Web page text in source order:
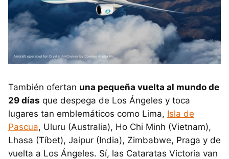
También ofertan una pequeña vuelta al mundo de
29 días que despega de Los Ángeles y toca
lugares tan emblemáticos como Lima, Isla de
Pascua, Uluru (Australia), Ho Chi Minh (Vietnam),
Lhasa (Tíbet), Jaipur (India), Zimbabwe, Praga y de
vuelta a Los Ángeles. Sí, las Cataratas Victoria van